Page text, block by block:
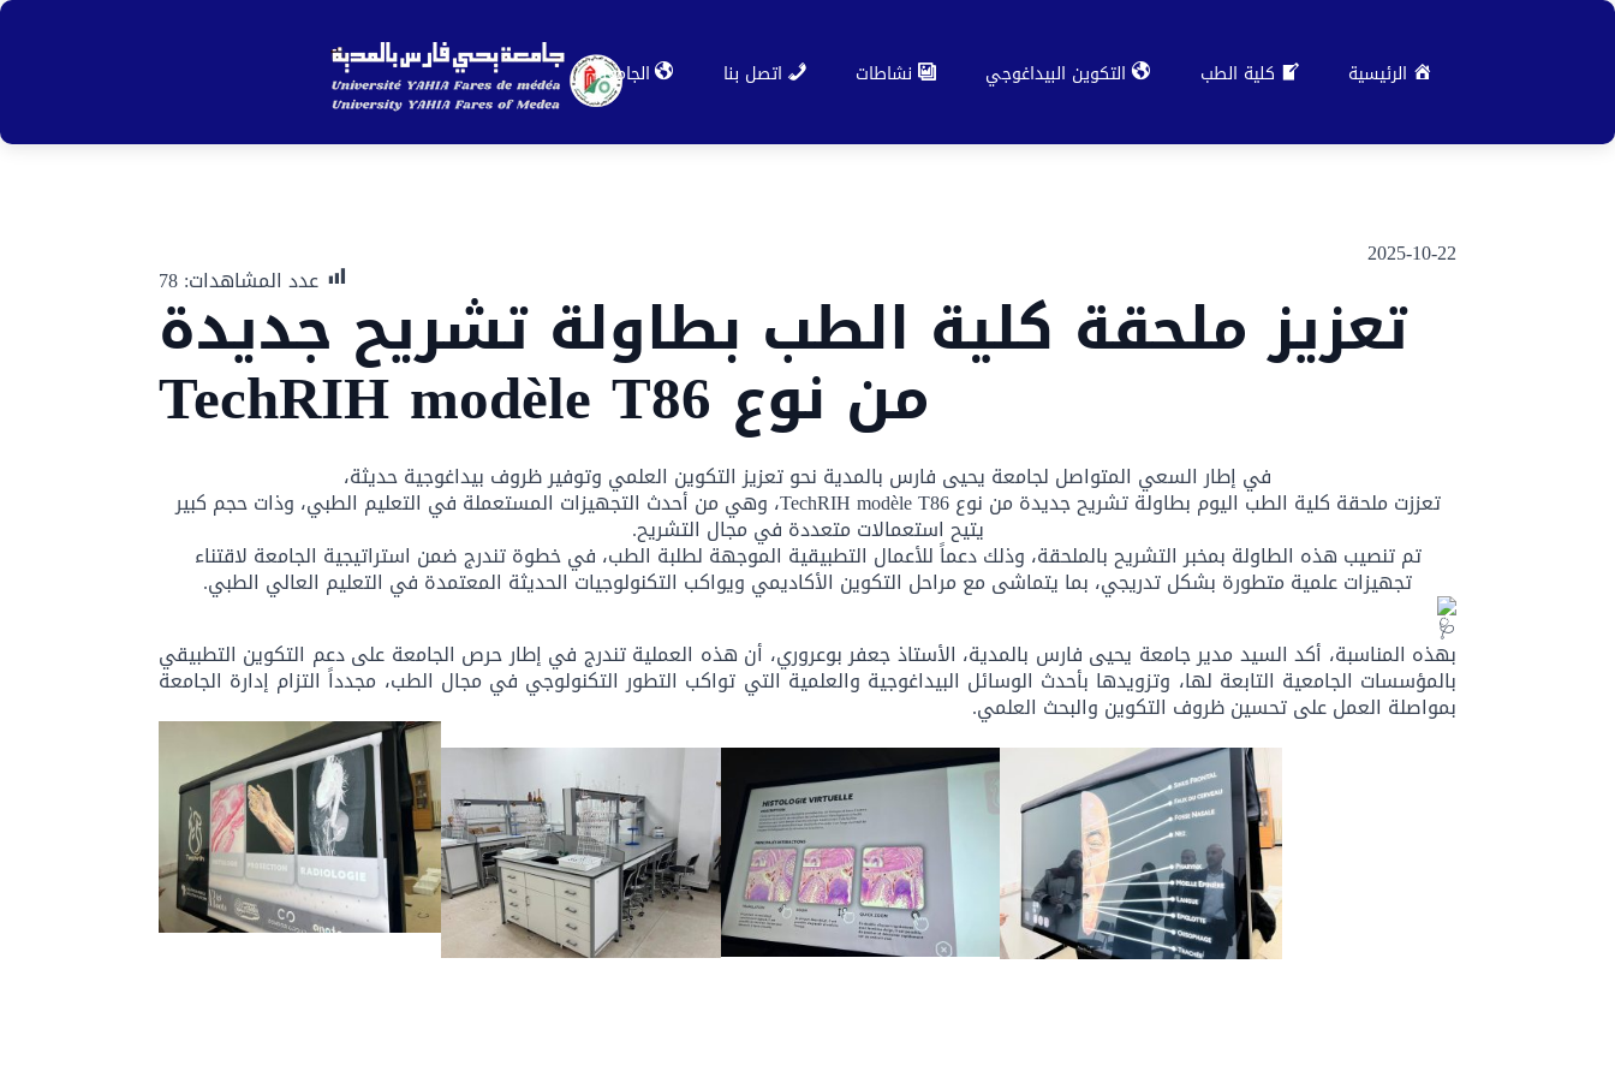
الرئيسية كلية الطب التكوين البيداغوجي نشاطات اتصل بنا الجامعة
2025-10-22
عدد المشاهدات:78
تعزيز ملحقة كلية الطب بطاولة تشريح جديدة
من نوع TechRIH modèle T86
في إطار السعي المتواصل لجامعة يحيى فارس بالمدية نحو تعزيز التكوين العلمي وتوفير ظروف بيداغوجية حديثة،
تعززت ملحقة كلية الطب اليوم بطاولة تشريح جديدة من نوع TechRIH modèle T86، وهي من أحدث التجهيزات المستعملة في التعليم الطبي، وذات حجم كبير
يتيح استعمالات متعددة في مجال التشريح.
تم تنصيب هذه الطاولة بمخبر التشريح بالملحقة، وذلك دعماً للأعمال التطبيقية الموجهة لطلبة الطب، في خطوة تندرج ضمن استراتيجية الجامعة لاقتناء
تجهيزات علمية متطورة بشكل تدريجي، بما يتماشى مع مراحل التكوين الأكاديمي ويواكب التكنولوجيات الحديثة المعتمدة في التعليم العالي الطبي.
بهذه المناسبة، أكد السيد مدير جامعة يحيى فارس بالمدية، الأستاذ جعفر بوعروري، أن هذه العملية تندرج في إطار حرص الجامعة على دعم التكوين التطبيقي
بالمؤسسات الجامعية التابعة لها، وتزويدها بأحدث الوسائل البيداغوجية والعلمية التي تواكب التطور التكنولوجي في مجال الطب، مجدداً التزام إدارة الجامعة
بمواصلة العمل على تحسين ظروف التكوين والبحث العلمي.